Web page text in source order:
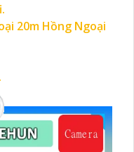
20m Hồng Ngoại